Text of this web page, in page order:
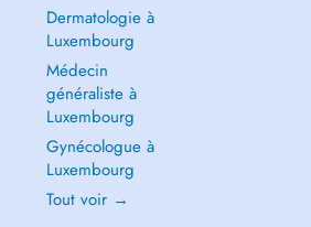
Dermatologie à
Luxembourg
Médecin
généraliste à
Luxembourg
Gynécologue à
Luxembourg
Tout voir →